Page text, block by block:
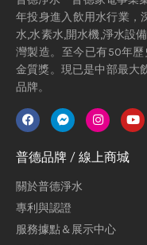
年投身進入飲用水行業，
水,水素水,開水機,淨水設
灣製造。至今已有50年
金質獎。現已是中部最大
品牌。
普德品牌 / 線上商城
關於普德淨水
專利與認證
服務據點＆展示中心